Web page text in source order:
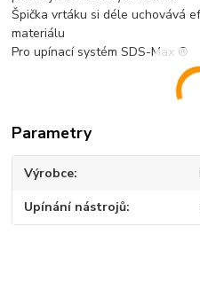
Špička vrtáku si déle uchovává
materiálu
Pro upínací systém SDS-Max ®
Parametry
Výrobce
Upínání nástrojů